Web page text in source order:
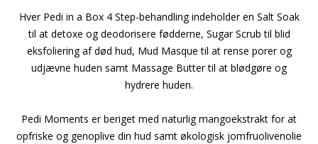
Hver Pedi in a Box 4 Step-behandling indeholder en Salt Soak
til at detoxe og deodorisere fødderne, Sugar Scrub til blid
eksfoliering af død hud, Mud Masque til at rense porer og
udjævne huden samt Massage Butter til at blødgøre og
hydrere huden.
Pedi Moments er beriget med naturlig mangoekstrakt for at
opfriske og genoplive din hud samt økologisk jomfruolivenolie